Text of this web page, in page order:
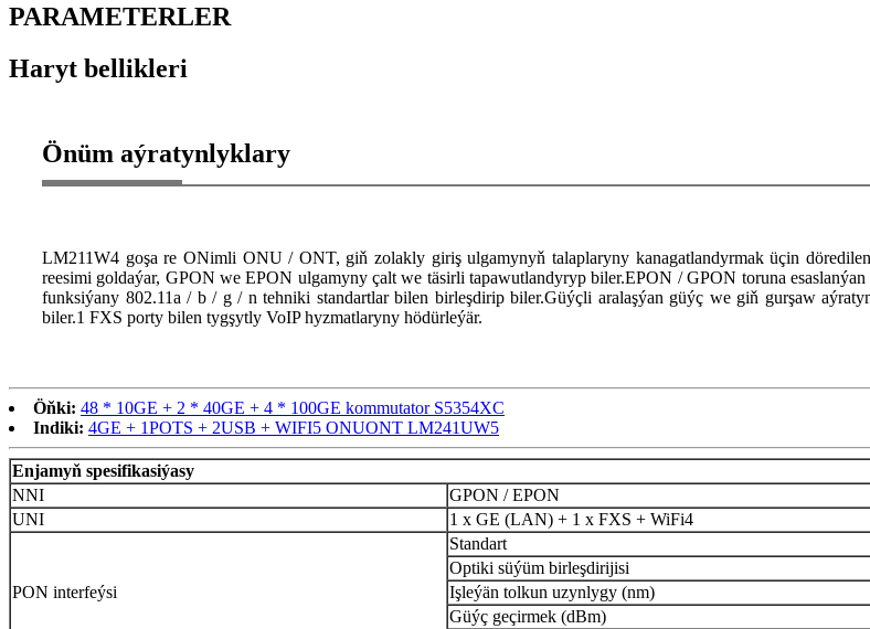
PARAMETERLER
Haryt bellikleri
Önüm aýratynlyklary
LM211W4 goşa re ONimli ONU / ONT, giň zolakly giriş ulgamynyň talaplaryny kanagatlandyrmak üçin
reesimi goldaýar, GPON we EPON ulgamyny çalt we täsirli tapawutlandyryp biler.EPON / GPON toruna
funksiýany 802.11a / b / g / n tehniki standartlar bilen birleşdirip biler.Güýçli aralaşýan güýç we giň gurşaw
biler.1 FXS porty bilen tygşytly VoIP hyzmatlaryny hödürleýär.
Öňki: 48 * 10GE + 2 * 40GE + 4 * 100GE kommutator S5354XC
Indiki: 4GE + 1POTS + 2USB + WIFI5 ONUONT LM241UW5
Enjamyň spesifikasiýasy
NNI
GPON / EPON
UNI
1 x GE (LAN) + 1 x FXS + WiFi4
PON interfeýsi
Standart
Optiki süýüm birleşdirijisi
Işleýän tolkun uzynlygy (nm)
Güýç geçirmek (dBm)